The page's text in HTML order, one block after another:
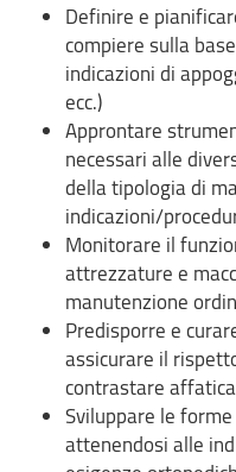
Definire e
compiere sulla
indicazioni di
ecc.)
Approntare
necessari alle
della tipologia di
indicazioni/
Monitorare il
attrezzature e
manutenzione
Predisporre e
assicurare il
contrastare
Sviluppare le
attenendosi alle